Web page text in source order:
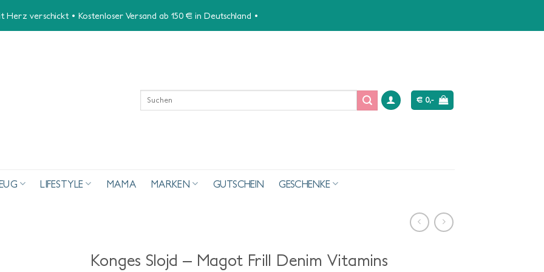
verschickt • Kostenloser Versand ab 150 € in Deutschland •
Suchen
nach:
€ 0,-
LIFESTYLE MAMA MARKEN GUTSCHEIN GESCHENKE
Konges Slojd – Magot Frill Denim Vitamins